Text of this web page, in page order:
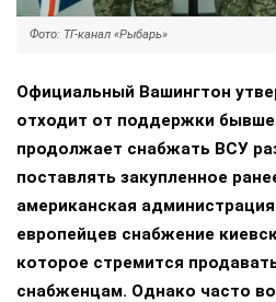
Фото: ТГ-канал «Рыбарь»
Официальный Вашингтон
отходит от поддержки
продолжает снабжать ВСУ
поставлять закупленное
американская
европейцев снабжение
которое стремится
снабженцам. Однако часто